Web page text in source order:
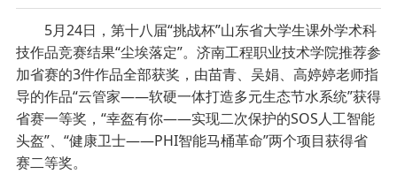
5月24日，第十八届“挑战杯”山东省大学生课外学术科
技作品竞赛结果“尘埃落定”。济南工程职业技术学院推荐参
加省赛的3件作品全部获奖，由苗青、吴娟、高婷婷老师指
导的作品“云管家——软硬一体打造多元生态节水系统”获得
省赛一等奖，“幸盔有你——实现二次保护的SOS人工智能
头盔”、“健康卫士——PHI智能马桶革命”两个项目获得省
赛二等奖。